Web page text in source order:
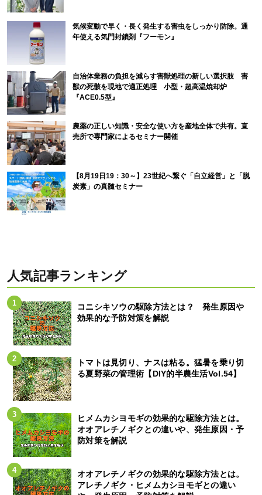
気候変動で早く・長く発生する害虫をしっかり防除。通
年使える気門封鎖剤『フーモン』
自治体業務の負担を減らす害獣処理の新しい選択肢 害
獣の死骸を現地で適正処理 小型・超高温焼却炉
『ACE0.5型』
農薬の正しい知識・安全な使い方を産地全体で共有。直
売所で専門家によるセミナー開催
【8月19日19：30～】23世紀へ繋ぐ「自立経営」と「脱
炭素」の真髄セミナー
人気記事ランキング
コニシキソウの駆除方法とは？ 発生原因や
効果的な予防対策を解説
トマトは見切り、ナスは粘る。猛暑を乗り切
る夏野菜の管理術【DIY的半農生活Vol.54】
ヒメムカシヨモギの効果的な駆除方法とは。
オオアレチノギクとの違いや、発生原因・予
防対策を解説
オオアレチノギクの効果的な駆除方法とは。
アレチノギク・ヒメムカシヨモギとの違い